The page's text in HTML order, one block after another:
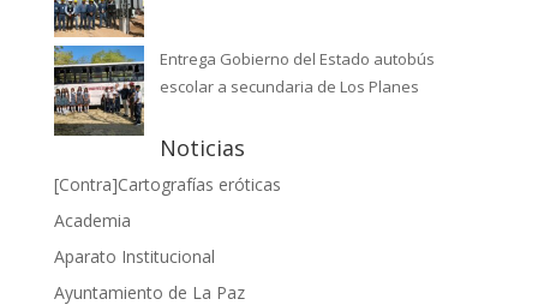
Entrega Gobierno del Estado autobús
escolar a secundaria de Los Planes
Noticias
[Contra]Cartografías eróticas
Academia
Aparato Institucional
Ayuntamiento de La Paz